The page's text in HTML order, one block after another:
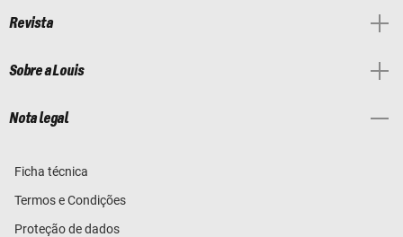
Revista
Sobre a Louis
Nota legal
Ficha técnica
Termos e Condições
Proteção de dados